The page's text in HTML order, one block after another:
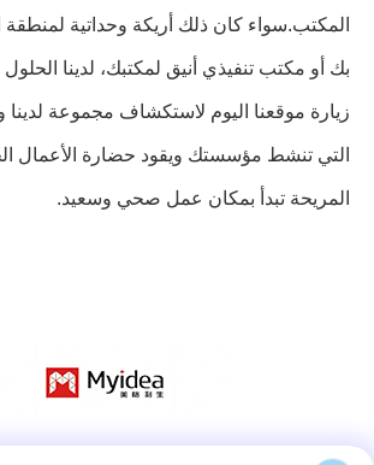
المكتب.سواء كان ذلك أريكة وحداتية لمنطقة
بك أو مكتب تنفيذي أنيق لمكتبك، لدينا الحلول
زيارة موقعنا اليوم لاستكشاف مجموعة
التي تنشط مؤسستك ويقود حضارة الأعمال
المريحة تبدأ بمكان عمل صحي وسعيد.